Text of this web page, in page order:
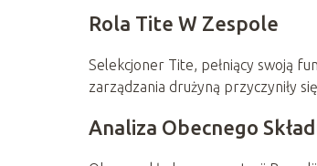
Rola Tite W Zespole
Selekcjoner Tite, pełniący swoją
zarządzania drużyną przyczyniły
Analiza Obecnego